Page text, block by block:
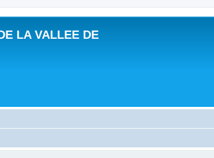
LA VALLEE DE